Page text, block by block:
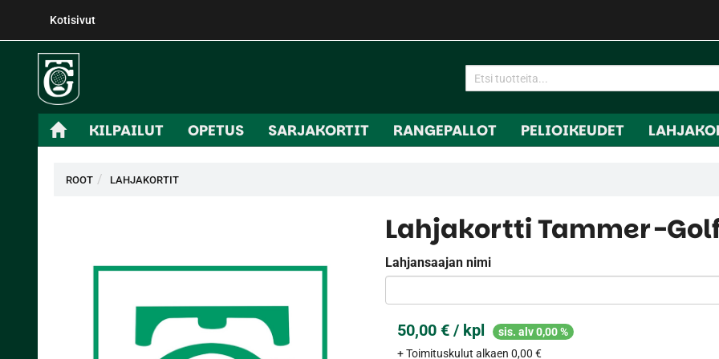
Kotisivut
KILPAILUT OPETUS SARJAKORTIT RANGEPALLOT PELIOIKEUDET
ROOT LAHJAKORTIT
Lahjakortti Tammer-
Lahjansaajan nimi
50,00 € / kpl
sis. alv 0,00 %
+ Toimituskulut alkaen 0,00 €